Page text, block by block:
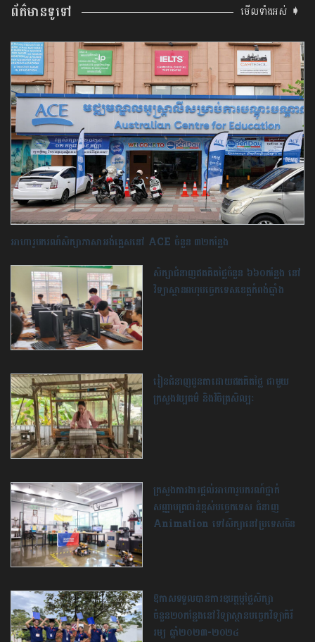
ព័ត៌មានទូទៅ មើលទាំងអស់ ➧
អាហារូបករណ៍សិក្សា​ភាសាអង់គ្លេស​នៅ ACE ចំនួន ៣២កន្លែង
សិក្សាជំនាញឥតគិតថ្លៃចំនួន ៦៦០កន្លែង នៅ​
វិទ្យាស្ថានពហុបច្ចេកទេស​ខេត្តកំពង់ឆ្នាំង
រៀនជំនាញដូនតាដោយឥតគិតថ្លៃ ជាមួយ
ក្រសួងវប្បធម៌ និង​វិចិត្រសិល្បៈ
ក្រសួងការងារ​ផ្តល់អាហារូបករណ៍ថ្នាក់
សញ្ញាបត្រជាន់ខ្ពស់បច្ចេកទេស ជំនាញ
Animation ទៅ​សិក្សា​នៅប្រទេសចិន
ឱកាសទទួលបានការឧបត្ថម្ភថ្លៃសិក្សា
ចំនួន២០កន្លែងនៅវិទ្យាស្ថានបច្ចេកវិទ្យាគិរី
រម្យ ឆ្នាំ២០២៣-២០២៤